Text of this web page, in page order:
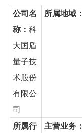
公司名
称： 科
大国盾
量子技
术股份
有限公
司
所属地域：
所属行
主营业务：